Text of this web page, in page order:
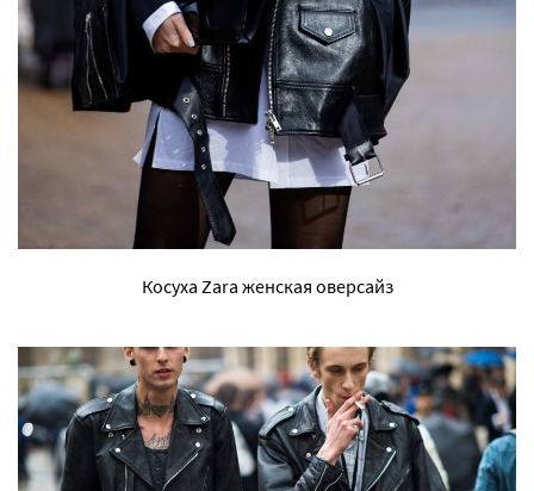
Косуха Zara женская оверсайз